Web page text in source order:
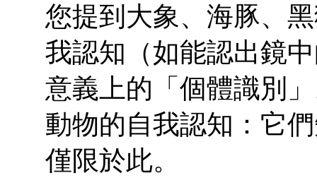
您提到大象、海豚、
我認知（如能認出鏡
意義上的「個體識別
動物的自我認知：它
僅限於此。